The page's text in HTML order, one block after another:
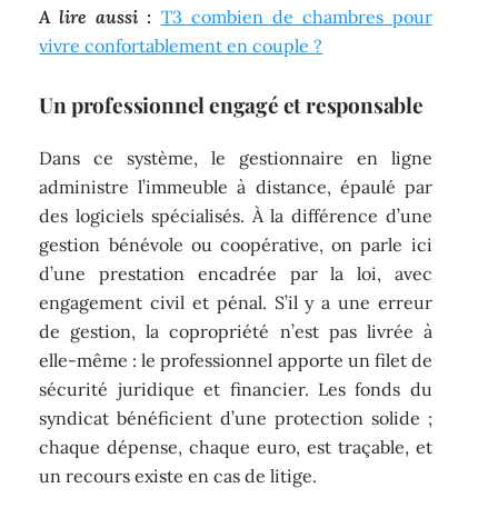
A lire aussi : T3 combien de chambres pour
vivre confortablement en couple ?
Un professionnel engagé et responsable
Dans ce système, le gestionnaire en ligne
administre l’immeuble à distance, épaulé par
des logiciels spécialisés. À la différence d’une
gestion bénévole ou coopérative, on parle ici
d’une prestation encadrée par la loi, avec
engagement civil et pénal. S’il y a une erreur
de gestion, la copropriété n’est pas livrée à
elle-même : le professionnel apporte un filet de
sécurité juridique et financier. Les fonds du
syndicat bénéficient d’une protection solide ;
chaque dépense, chaque euro, est traçable, et
un recours existe en cas de litige.